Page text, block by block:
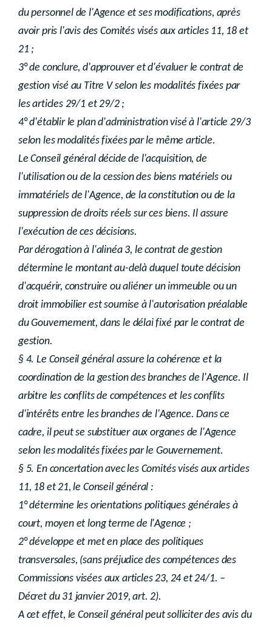
du personnel de l'Agence et ses modifications, après
avoir pris l'avis des Comités visés aux articles 11, 18 et
21 ;
3° de conclure, d'approuver et d'évaluer le contrat de
gestion visé au Titre V selon les modalités fixées par
les articles 29/1 et 29/2 ;
4° d'établir le plan d'administration visé à l'article 29/3
selon les modalités fixées par le même article.
Le Conseil général décide de l'acquisition, de
l'utilisation ou de la cession des biens matériels ou
immatériels de l'Agence, de la constitution ou de la
suppression de droits réels sur ces biens. Il assure
l'exécution de ces décisions.
Par dérogation à l'alinéa 3, le contrat de gestion
détermine le montant au-delà duquel toute décision
d'acquérir, construire ou aliéner un immeuble ou un
droit immobilier est soumise à l'autorisation préalable
du Gouvernement, dans le délai fixé par le contrat de
gestion.
§ 4. Le Conseil général assure la cohérence et la
coordination de la gestion des branches de l'Agence. Il
arbitre les conflits de compétences et les conflits
d'intérêts entre les branches de l'Agence. Dans ce
cadre, il peut se substituer aux organes de l'Agence
selon les modalités fixées par le Gouvernement.
§ 5. En concertation avec les Comités visés aux articles
11, 18 et 21, le Conseil général :
1° détermine les orientations politiques générales à
court, moyen et long terme de l'Agence ;
2° développe et met en place des politiques
transversales, (sans préjudice des compétences des
Commissions visées aux articles 23, 24 et 24/1. –
Décret du 31 janvier 2019, art. 2).
A cet effet, le Conseil général peut solliciter des avis du